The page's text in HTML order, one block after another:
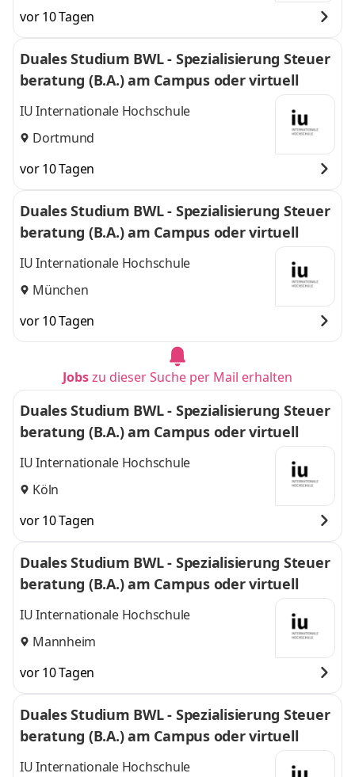
vor 10 Tagen
Duales Studium BWL - Spezialisierung Steuer
beratung (B.A.) am Campus oder virtuell
IU Internationale Hochschule
Dortmund
vor 10 Tagen
Duales Studium BWL - Spezialisierung Steuer
beratung (B.A.) am Campus oder virtuell
IU Internationale Hochschule
München
vor 10 Tagen
Jobszu dieser Suche per Mail erhalten
Duales Studium BWL - Spezialisierung Steuer
beratung (B.A.) am Campus oder virtuell
IU Internationale Hochschule
Köln
vor 10 Tagen
Duales Studium BWL - Spezialisierung Steuer
beratung (B.A.) am Campus oder virtuell
IU Internationale Hochschule
Mannheim
vor 10 Tagen
Duales Studium BWL - Spezialisierung Steuer
beratung (B.A.) am Campus oder virtuell
IU Internationale Hochschule